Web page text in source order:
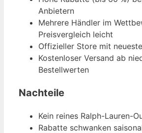
Anbietern
Mehrere Händler im
Preisvergleich leicht
Offizieller Store mit
Kostenloser Versand ab
Bestellwerten
Nachteile
Kein reines Ralph-Lauren-
Rabatte schwanken